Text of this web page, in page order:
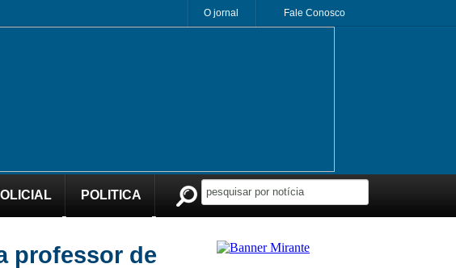
O jornal Fale Conosco
POLITICA
professor de